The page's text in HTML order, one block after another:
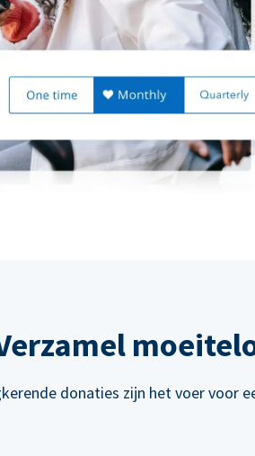
donaties zijn het voer voor